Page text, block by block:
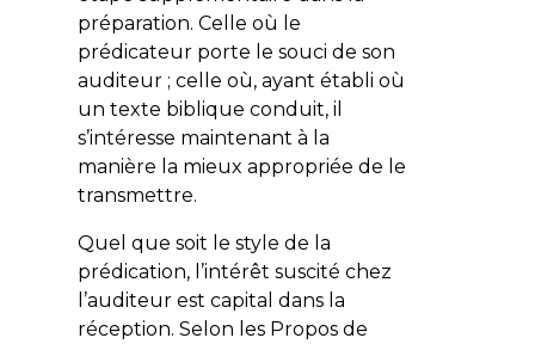
préparation. Celle où le
prédicateur porte le souci de son
auditeur ; celle où, ayant établi où
un texte biblique conduit, il
s’intéresse maintenant à la
manière la mieux appropriée de le
transmettre.
Quel que soit le style de la
prédication, l’intérêt suscité chez
l’auditeur est capital dans la
réception. Selon les Propos de